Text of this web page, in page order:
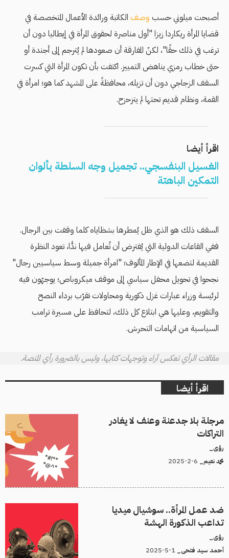
أصبحت ميلوني حسب وصف الكاتبة ورائدة الأعمال المتخصصة في
قضايا المرأة ريكاردا زيزا "أول مناصرة لحقوق المرأة في إيطاليا دون أن
ترغب في ذلك حقًا"، لكنّ المفارقة أن صعودها لم يُترجم إلى أجندة أو
حتى خطاب رمزي يناهض التمييز. اكتفت بأن تكون المرأة التي كسرت
السقف الزجاجي دون أن تزيله، محافظةً على المشهد كما هو؛ امرأة في
القمة، ونظام قديم تحتها لم يتزحزح.
اقرأ أيضا
الغسيل البنفسجي.. تجميل وجه السلطة بألوان
التمكين الباهتة
السقف ذلك هو الذي ظل يُمطرها بشظاياه كلما وقفت بين الرجال.
ففي القاعات الدولية التي يُفترض أن تُعامل فيها ندًّا، تعود النظرة
القديمة لتضعها في الإطار المألوف؛ "امرأة جميلة وسط سياسيين رجال"
نجحوا في تحويل محفل سياسي إلى موقف ميكروباص؛ يوجهّون فيه
لرئيسة وزراء عبارات غزل ذكورية ومحاولات تقرّب برداء النصح
والتقويم، وعليها هي ابتلاع كل ذلك، لتحافظ على مسيرة ترامب
السياسية من اتهامات التحرش.
مقالات الرأي تعكس آراء وتوجهات كتابها، وليس بالضرورة رأي المنصة.
اقرأ أيضا
مرجلة بلا جدعنة وعنف لا يغادر
التراكات
رؤى_
محمد نعيم_
ضد عمل المرأة.. سوشيال ميديا
تداعب الذكورة الهشة
رؤى_
أحمد سيد فتحى_